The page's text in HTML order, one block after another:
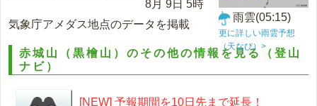
8月 9日 5時
気象庁アメダス地点のデータを掲載
雨雲(05:15)
更に詳しい雨雲予想
（天なび）>
赤城山（黒檜山）のその他の情報を見る（登山
ナビ）
[NEW] 予報期間を10日先まで延長！